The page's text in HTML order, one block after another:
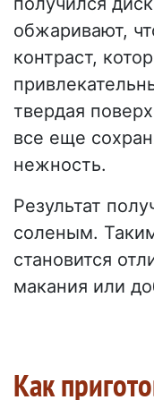
обжаривают,
контраст,
твердая
все еще
нежность.
Результат
соленым.
становится
макания или
Как